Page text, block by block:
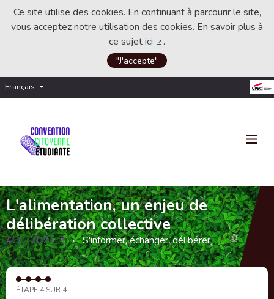
Ce site utilise des cookies. En continuant à parcourir le site,
vous acceptez notre utilisation des cookies. En savoir plus à
ce sujetici
(Lien externe)
.
"J'accepte"
Français Choisir la langue
L'alimentation, un enjeu de
délibération collective
#CCE2021
(Lien externe)
S'informer, échanger, délibérer
ÉTAPE 4 SUR 4